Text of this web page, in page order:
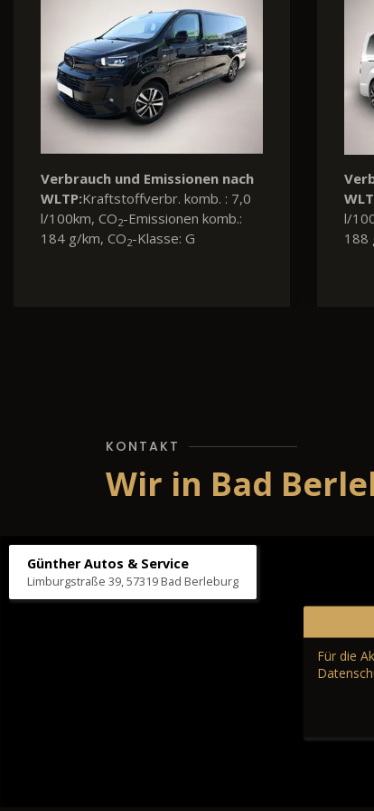
Verbrauch und Emissionen nach
WLTP:Kraftstoffverbr. komb. : 7,5
l/100km, CO2-Emissionen komb.:
121 g/km, CO2-Klasse: D
l/
136
KONTAKT
Wir in Bad
Günther Autos & Service
Limburgstraße 39, 57319 Bad Berleburg
Für die